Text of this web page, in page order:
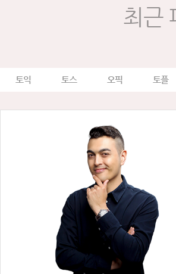
최근
토익 토스 오픽 토플